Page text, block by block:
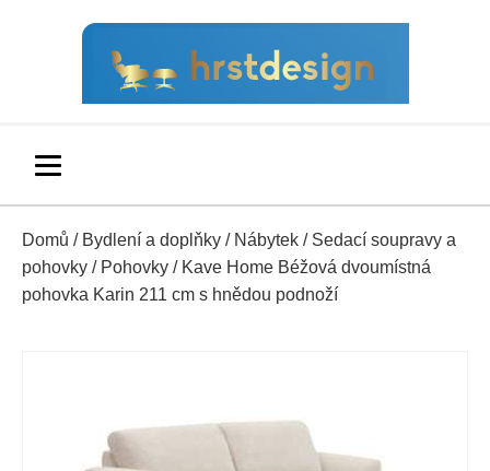
Domů / Bydlení a doplňky / Nábytek / Sedací soupravy a
pohovky / Pohovky / Kave Home Béžová dvoumístná
pohovka Karin 211 cm s hnědou podnoží